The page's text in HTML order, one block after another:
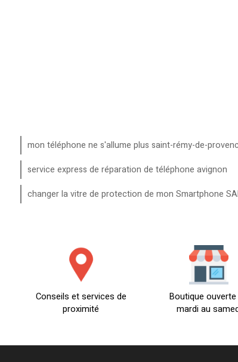
mon téléphone ne s'allume plus saint-rémy-de-
service express de réparation de téléphone avignon
changer la vitre de protection de mon Smartphone
Conseils et services de
proximité
Boutique ouverte
mardi au